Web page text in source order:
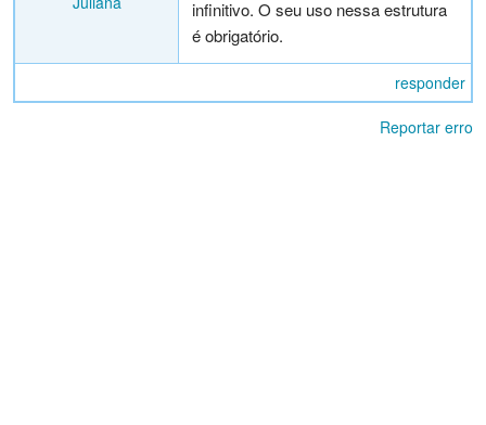
infinitivo. O seu uso nessa estrutura
é obrigatório.
responder
Reportar erro